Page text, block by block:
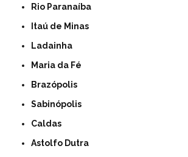
Rio Paranaíba
Itaú de Minas
Ladainha
Maria da Fé
Brazópolis
Sabinópolis
Caldas
Astolfo Dutra